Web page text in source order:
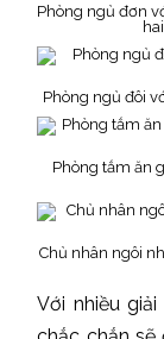
Phòng ngủ đơn
Phòng ngủ đôi
Phòng tắm ăn
Chủ nhân ngôi
Với nhiều